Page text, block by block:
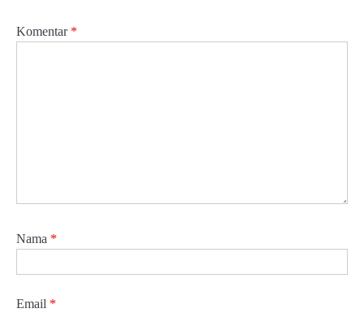
Komentar *
Nama *
Email *